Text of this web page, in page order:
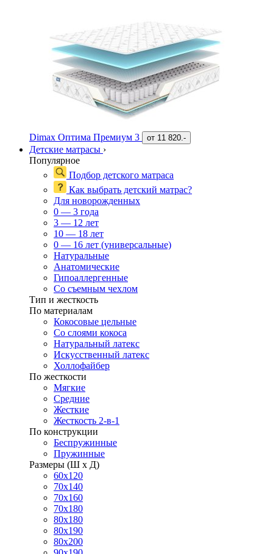
Dimax Оптима Премиум 3 от 11 820.-
Детские матрасы ›
Популярное
Подбор детского матраса
Как выбрать детский матрас?
Для новорожденных
0 — 3 года
3 — 12 лет
10 — 18 лет
0 — 16 лет (универсальные)
Натуральные
Анатомические
Гипоаллергенные
Со съемным чехлом
Тип и жесткость
По материалам
Кокосовые цельные
Со слоями кокоса
Натуральный латекс
Искусственный латекс
Холлофайбер
По жесткости
Мягкие
Средние
Жесткие
Жесткость 2-в-1
По конструкции
Беспружинные
Пружинные
Размеры (Ш х Д)
60х120
70х140
70х160
70х180
80х180
80х190
80х200